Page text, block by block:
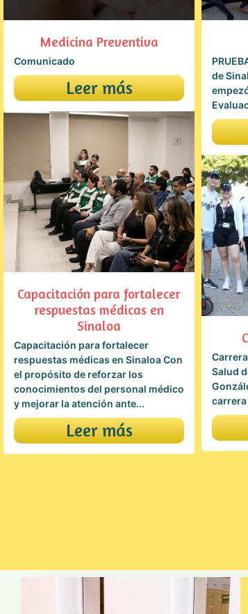
Medicina Preventiva
Comunicado
Leer más
de
Capacitación para fortalecer
respuestas médicas en
Sinaloa​
Capacitación para fortalecer
respuestas médicas en Sinaloa Con
el propósito de reforzar los
conocimientos del personal médico
y mejorar la atención ante...
Leer más
Salud
carrera